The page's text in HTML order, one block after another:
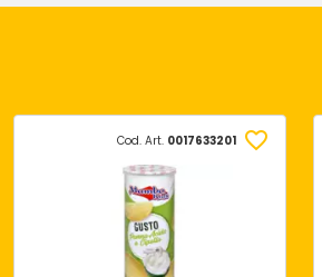
Cod. Art. 0017633201